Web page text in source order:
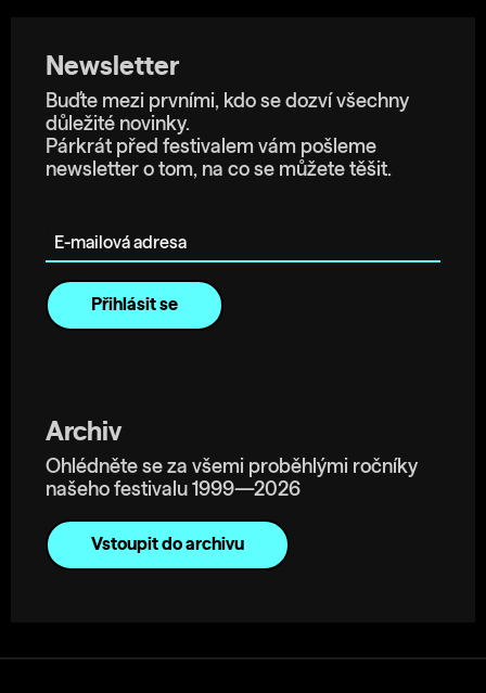
Newsletter
Buďte mezi prvními, kdo se dozví všechny
důležité novinky.
Párkrát před festivalem vám pošleme
newsletter o tom, na co se můžete těšit.
Archiv
Ohlédněte se za všemi proběhlými ročníky
našeho festivalu 1999—2026
Vstoupit do archivu